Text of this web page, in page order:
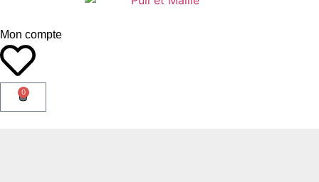
Mon compte
0